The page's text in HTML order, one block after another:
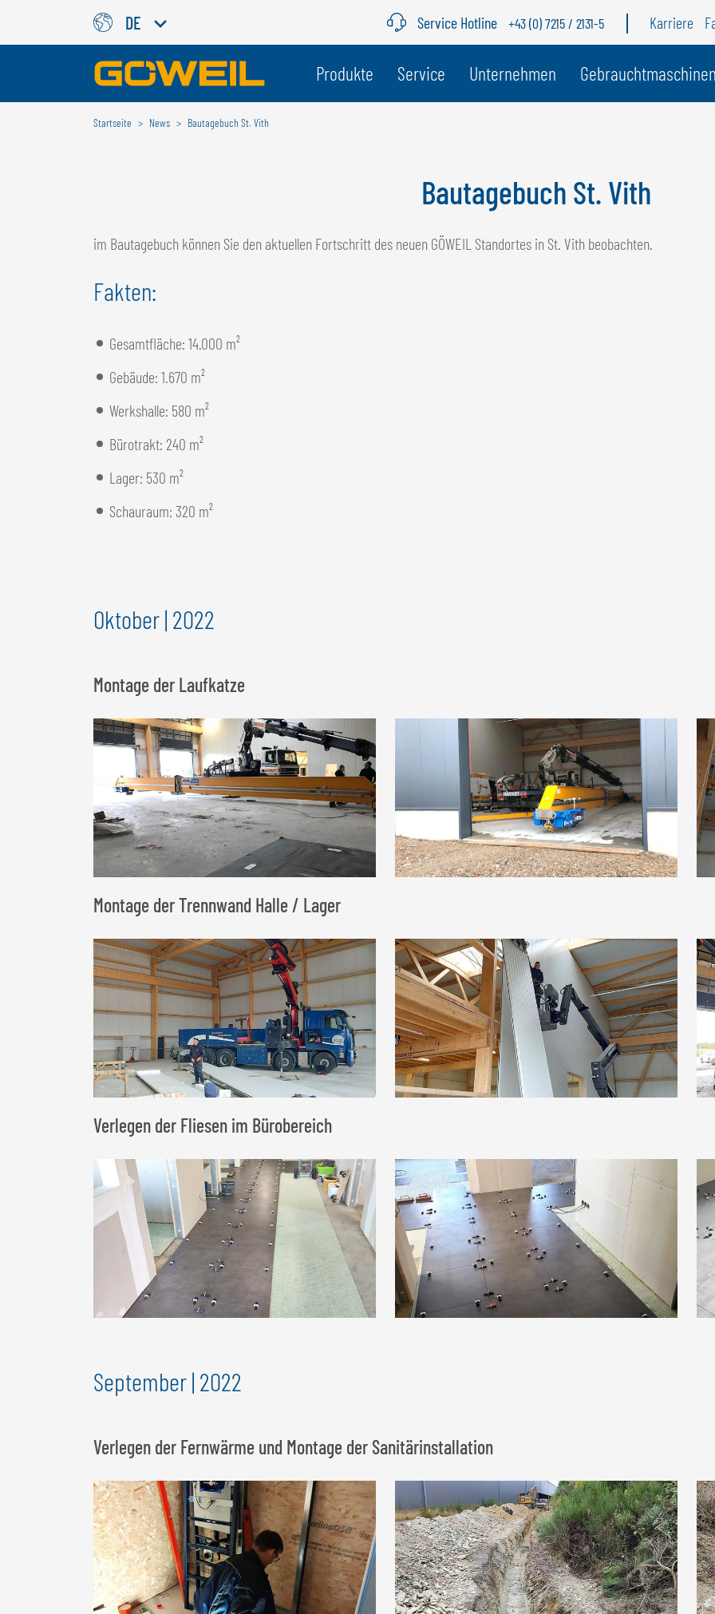
DE
Wählen Sie Ihre Sprache / Ihr Land
FRANÇAIS
ČESKÝ
NEDERLANDS
DEUTSCH
Service Hotline +43 (0) 7215 / 2131-5 Karriere
Produkte Service Unternehmen Gebrauchtmaschinen
Startseite News Bautagebuch St. Vith
Bautagebuch St. Vith
im Bautagebuch können Sie den aktuellen Fortschritt des neuen GÖWEIL Standortes in St. Vith beobachten.
Fakten:
Gesamtfläche: 14.000 m²
Gebäude: 1.670 m²
Werkshalle: 580 m²
Bürotrakt: 240 m²
Lager: 530 m²
Schauraum: 320 m²
Oktober | 2022
Montage der Laufkatze
Montage der Trennwand Halle / Lager
Verlegen der Fliesen im Bürobereich
September | 2022
Verlegen der Fernwärme und Montage der Sanitärinstallation